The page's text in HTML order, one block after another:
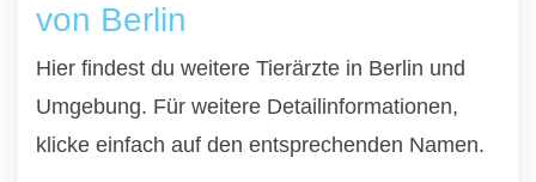
von Berlin
Hier findest du weitere Tierärzte in Berlin und
Umgebung. Für weitere Detailinformationen,
klicke einfach auf den entsprechenden Namen.